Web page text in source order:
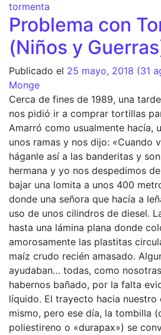
tormenta
Problema con
(Niños y
Publicado el 25 mayo, 2018 (31
Monge
Cerca de fines de 1989, una
nos pidió ir a comprar tortillas
Amarró como usualmente hacía,
unos ramas y nos dijo: «Cuando
háganle así a las banderitas y
hermana y yo nos despedimos
bajar una lomita a unos 400
donde una señora que hacía a
uso de unos cilindros de diesel.
hasta una lámina plana donde
amorosamente las plastitas
maíz crudo recién amasado.
ayudaban… todas, como
habernos bañado, por la falta
líquido. El trayecto hacia nuestro
mismo, pero ese día, la tombilla
poliestireno o «durapax») se